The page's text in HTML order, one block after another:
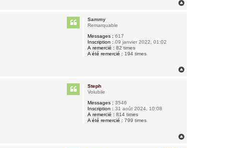
Sammy
Remarquable
Messages : 617
Inscription : 09 janvier 2022, 01:02
A remercié : 82 times
A été remercié : 194 times
Steph
Volubile
Messages : 3546
Inscription : 31 août 2024, 10:08
A remercié : 814 times
A été remercié : 799 times